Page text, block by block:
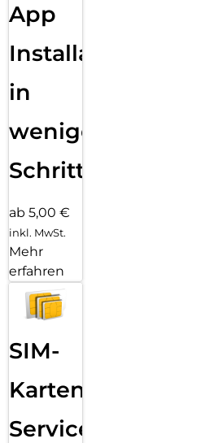
App
Installation
in
wenigen
Schritten
ab 5,00 €
inkl. MwSt.
Mehr
erfahren
SIM-
Karten
Service: